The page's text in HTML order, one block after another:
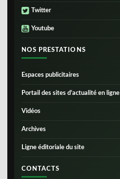
Twitter
Youtube
NOS PRESTATIONS
Espaces publicitaires
Portail des sites d’actualité en ligne
Vidéos
Archives
Ligne éditoriale du site
CONTACTS